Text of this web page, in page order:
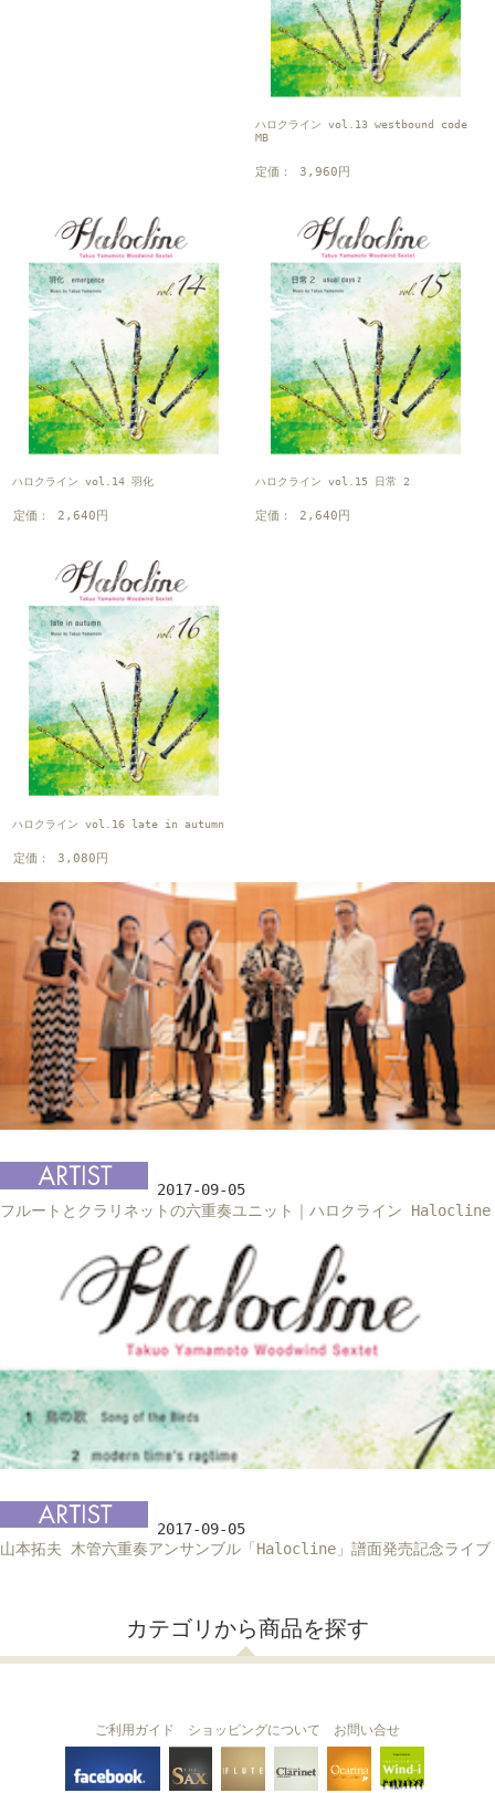
ハロクライン vol.13 westbound code
MB
定価： 3,960円
ハロクライン vol.14 羽化
定価： 2,640円
ハロクライン vol.15 日常 2
定価： 2,640円
ハロクライン vol.16 late in autumn
定価： 3,080円
2017-09-05
フルートとクラリネットの六重奏ユニット｜ハロクライン Halocline
2017-09-05
山本拓夫 木管六重奏アンサンブル「Halocline」譜面発売記念ライブ
カテゴリから商品を探す
ご利用ガイド ショッピングについて お問い合せ